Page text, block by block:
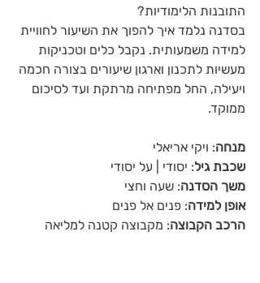
התובנות הלימודיות?
בסדנה נלמד איך להפוך את השיעור לחוויית
למידה משמעותית. נקבל כלים וטכניקות
מעשיות לתכנון וארגון שיעורים בצורה חכמה
ויעילה, החל מפתיחה מרתקת ועד לסיכום
ממוקד.
מנחה: ויקי אריאלי
שכבת גיל: יסודי | על יסודי
משך הסדנה: שעה וחצי
אופן למידה: פנים אל פנים
הרכב הקבוצה: מקבוצה קטנה למליאה